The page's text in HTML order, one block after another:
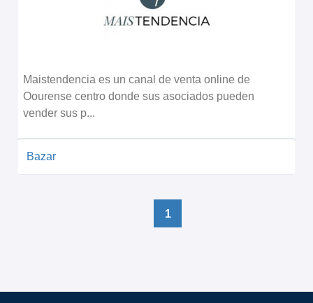
Maistendencia es un canal de venta online de
Oourense centro donde sus asociados pueden
vender sus p...
Bazar
1